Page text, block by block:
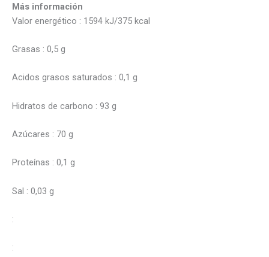
Más información
Valor energético : 1594 kJ/375 kcal
Grasas : 0,5 g
Acidos grasos saturados : 0,1 g
Hidratos de carbono : 93 g
Azúcares : 70 g
Proteínas : 0,1 g
Sal : 0,03 g
:
: